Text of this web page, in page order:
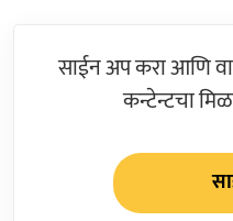
साईन अप करा आणि
कन्टेन्टचा